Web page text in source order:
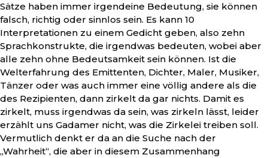
Sätze haben immer irgendeine Bedeutung, sie können
falsch, richtig oder sinnlos sein. Es kann 10
Interpretationen zu einem Gedicht geben, also zehn
Sprachkonstrukte, die irgendwas bedeuten, wobei aber
alle zehn ohne Bedeutsamkeit sein können. Ist die
Welterfahrung des Emittenten, Dichter, Maler, Musiker,
Tänzer oder was auch immer eine völlig andere als die
des Rezipienten, dann zirkelt da gar nichts. Damit es
zirkelt, muss irgendwas da sein, was zirkeln lässt, leider
erzählt uns Gadamer nicht, was die Zirkelei treiben soll.
Vermutlich denkt er da an die Suche nach der
„Wahrheit“, die aber in diesem Zusammenhang